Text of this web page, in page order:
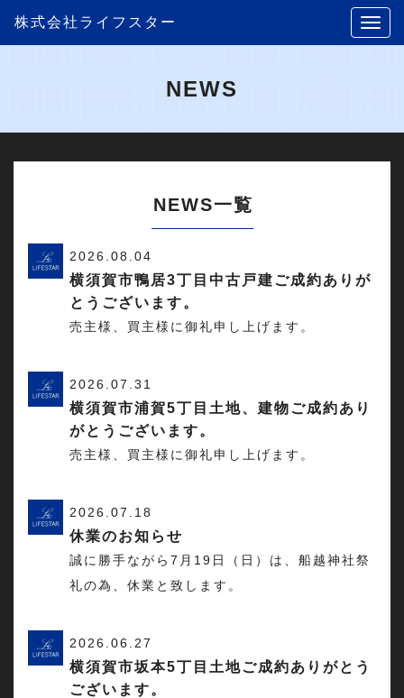
株式会社ライフスター
NEWS
NEWS一覧
2026.08.04
横須賀市鴨居3丁目中古戸建ご成約ありが
とうございます。
売主様、買主様に御礼申し上げます。
2026.07.31
横須賀市浦賀5丁目土地、建物ご成約あり
がとうございます。
売主様、買主様に御礼申し上げます。
2026.07.18
休業のお知らせ
誠に勝手ながら7月19日（日）は、船越神社祭
礼の為、休業と致します。
2026.06.27
横須賀市坂本5丁目土地ご成約ありがとう
ございます。